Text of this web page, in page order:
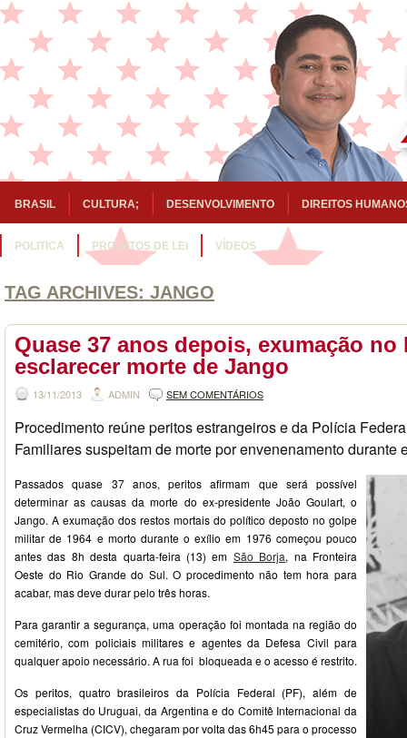
BRASIL CULTURA; DESENVOLVIMENTO DIREITOS
POLITICA PROJETOS DE LEI VÍDEOS
TAG ARCHIVES: JANGO
Quase 37 anos depois, exumação no
esclarecer morte de Jango
13/11/2013 ADMIN SEM COMENTÁRIOS
Procedimento reúne peritos estrangeiros e da Polícia
Familiares suspeitam de morte por envenenamento durante
Passados quase 37 anos, peritos afirmam que será possível
determinar as causas da morte do ex-presidente João Goulart, o
Jango. A exumação dos restos mortais do político deposto no golpe
militar de 1964 e morto durante o exílio em 1976 começou pouco
antes das 8h desta quarta-feira (13) em São Borja, na Fronteira
Oeste do Rio Grande do Sul. O procedimento não tem hora para
acabar, mas deve durar pelo três horas.
Para garantir a segurança, uma operação foi montada na região do
cemitério, com policiais militares e agentes da Defesa Civil para
qualquer apoio necessário. A rua foi bloqueada e o acesso é restrito.
Os peritos, quatro brasileiros da Polícia Federal (PF), além de
especialistas do Uruguai, da Argentina e do Comitê Internacional da
Cruz Vermelha (CICV), chegaram por volta das 6h45 para o processo